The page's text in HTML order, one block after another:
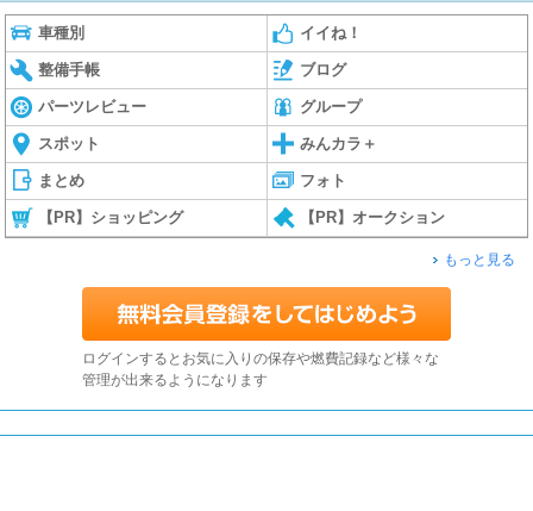
車種別 イイね！
整備手帳 ブログ
パーツレビュー グループ
スポット みんカラ＋
まとめ フォト
【PR】ショッピング 【PR】オークション
もっと見る
ログインするとお気に入りの保存や燃費記録など様々な
管理が出来るようになります